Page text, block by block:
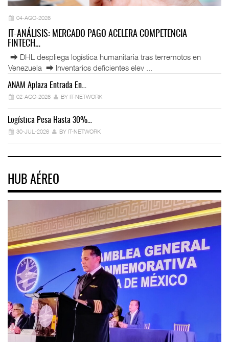
04-AGO-2026
IT-ANÁLISIS: MERCADO PAGO ACELERA COMPETENCIA
FINTECH…
⮕ DHL despliega logística humanitaria tras terremotos en
Venezuela ⮕ Inventarios deficientes elev ...
ANAM Aplaza Entrada En…
02-AGO-2026 BY IT-NETWORK
Logística Pesa Hasta 30%…
30-JUL-2026 BY IT-NETWORK
HUB AÉREO